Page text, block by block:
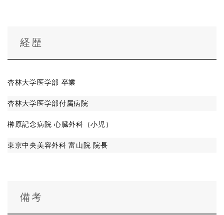
経歴
杏林大学医学部 卒業
杏林大学医学部付属病院
榊原記念病院 心臓外科（小児）
東京中央美容外科 富山院 院長
備考